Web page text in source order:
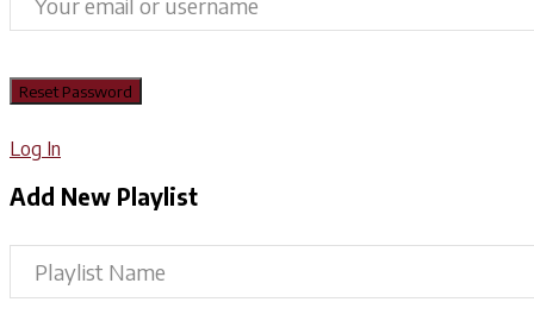
Log In
Add New Playlist